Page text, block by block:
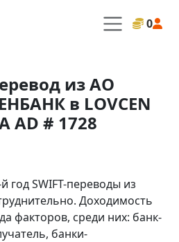
0
из АО
в LOVCEN
AD # 1728
год SWIFT-переводы из
Доходимость
факторов, среди них: банк-
банки-